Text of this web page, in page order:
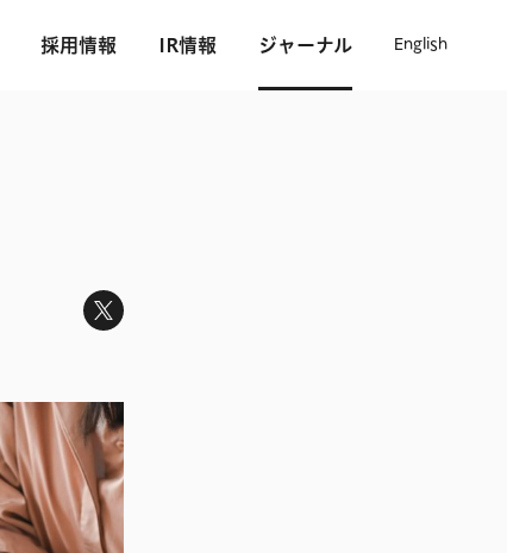
採用情報 IR情報 ジャーナル English